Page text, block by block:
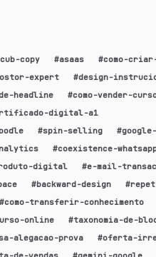
copy #asaas #como-
expert
#design-
headline
#como-vender-
digital-a1
#spin-selling #
#coexistence-
digital
#e-mail-
#backward-design #
#como-transferir-conhecimento
online
#taxonomia-de-
alegacao-prova
#oferta-